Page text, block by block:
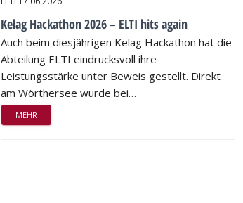
Kelag Hackathon 2026 – ELTI hits again
Auch beim diesjährigen Kelag Hackathon hat die
Abteilung ELTI eindrucksvoll ihre
Leistungsstärke unter Beweis gestellt. Direkt
am Wörthersee wurde bei…
MEHR